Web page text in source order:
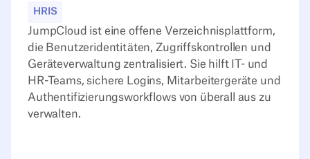
HRIS
JumpCloud ist eine offene Verzeichnisplattform,
die Benutzeridentitäten, Zugriffskontrollen und
Geräteverwaltung zentralisiert. Sie hilft IT- und
HR-Teams, sichere Logins, Mitarbeitergeräte und
Authentifizierungsworkflows von überall aus zu
verwalten.